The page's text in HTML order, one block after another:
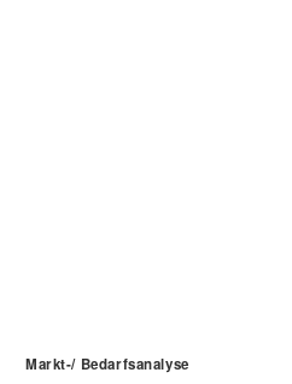
Markt-/ Bedarfsanalyse